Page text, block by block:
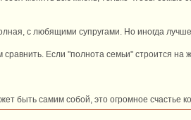
с любящими супругами. Но иногда
Если "полнота семьи" строится на
быть самим собой, это огромное счастье